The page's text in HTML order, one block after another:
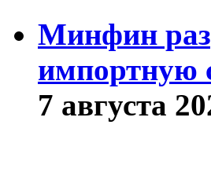
Минфин
импортную
7 августа